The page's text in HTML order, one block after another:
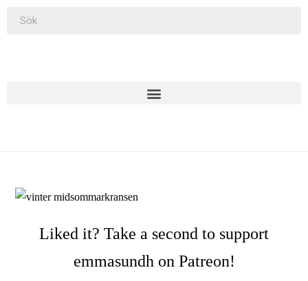
Liked it? Take a second to support
emmasundh on Patreon!